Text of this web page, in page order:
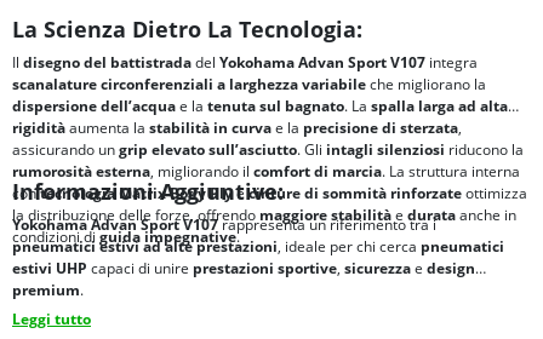
La Scienza Dietro La Tecnologia:
Il disegno del battistradadel Yokohama Advan Sport V107 integra
scanalature circonferenziali a larghezza variabileche migliorano la
dispersione dell’acquae la tenuta sul bagnato. La spalla larga ad alta
rigiditàaumenta la stabilità in curvae la precisione di sterzata,
assicurando ungrip elevato sull’asciutto. Gli intagli silenziosi riducono la
rumorosità esterna, migliorando il comfort di marcia. La struttura interna
contecnologiaMatrix Body Plyecinture di sommità rinforzateottimizza
la distribuzione delle forze, offrendo maggiore stabilitàe durataanche in
condizioni diguida impegnative.
Informazioni Aggiuntive:
Yokohama Advan Sport V107rappresenta un riferimento tra i
pneumatici estivi ad alte prestazioni, ideale per chi cerca pneumatici
estivi UHP capaci di unire prestazioni sportive, sicurezzae design
premium.
Leggi tutto